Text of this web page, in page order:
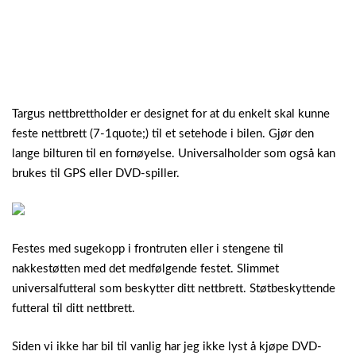
Targus nettbrettholder er designet for at du enkelt skal kunne
feste nettbrett (7-1quote;) til et setehode i bilen. Gjør den
lange bilturen til en fornøyelse. Universalholder som også kan
brukes til GPS eller DVD-spiller.
Festes med sugekopp i frontruten eller i stengene til
nakkestøtten med det medfølgende festet. Slimmet
universalfutteral som beskytter ditt nettbrett. Støtbeskyttende
futteral til ditt nettbrett.
Siden vi ikke har bil til vanlig har jeg ikke lyst å kjøpe DVD-